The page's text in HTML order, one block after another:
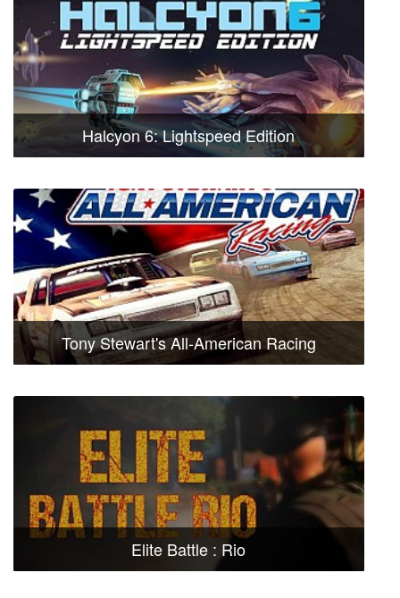
Halcyon 6: Lightspeed Edition
Tony Stewart's All-American Racing
Elite Battle : Rio